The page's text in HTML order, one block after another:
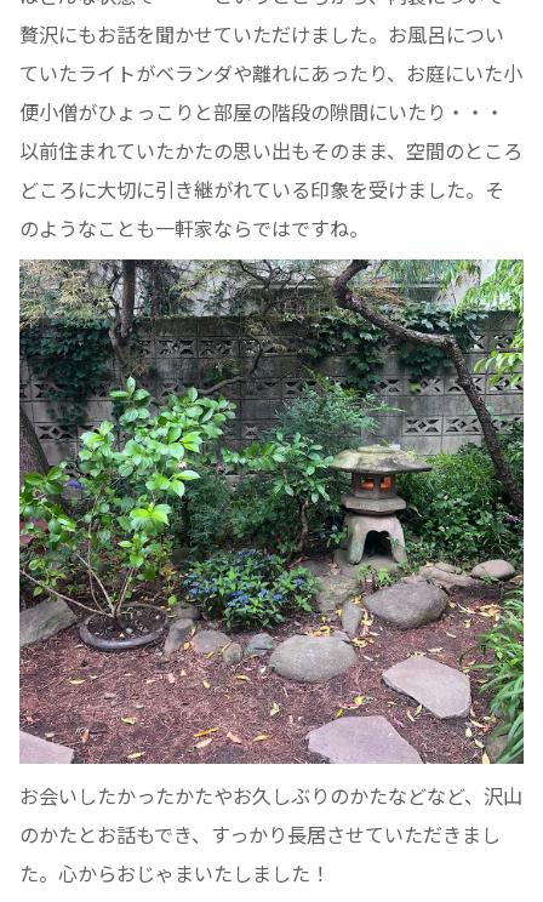
贅沢にもお話を聞かせていただけました。お風呂につい
ていたライトがベランダや離れにあったり、お庭にいた小
便小僧がひょっこりと部屋の階段の隙間にいたり・・・
以前住まれていたかたの思い出もそのまま、空間のところ
どころに大切に引き継がれている印象を受けました。そ
のようなことも一軒家ならではですね。
お会いしたかったかたやお久しぶりのかたなどなど、沢山
のかたとお話もでき、すっかり長居させていただきまし
た。心からおじゃまいたしました！